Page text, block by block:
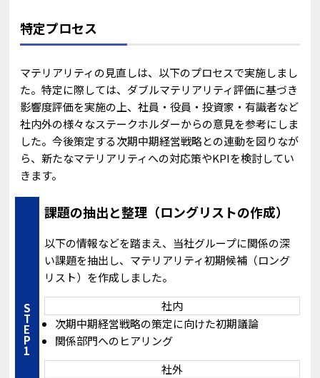
特定プロセス
マテリアリティの見直しは、以下のプロセスで実施しまし
た。特定に際しては、ダブルマテリアリティ評価に基づき
影響度評価を実施の上、社員・役員・投資家・有識者など
社内外の様々なステークホルダーからの意見を参考にしま
した。今後策定する次期中期経営戦略との連動を図りなが
ら、新たなマテリアリティへの対応策やKPIを検討してい
きます。
STEP1
課題の抽出と整理（ロングリストの作成）
以下の情報などを踏まえ、当社グループに関係の深
い課題を抽出し、マテリアリティ初期候補（ロング
リスト）を作成しました。
社内
次期中期経営戦略の策定に向けた初期議論
関係部門へのヒアリング
社外